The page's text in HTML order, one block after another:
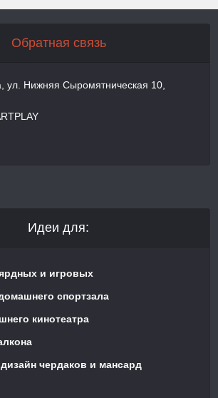
Обратная связь
ул. Нижняя Сыромятническая 10,
Идеи для:
и игровых
спортзала
кинотеатра
чердаков и мансард